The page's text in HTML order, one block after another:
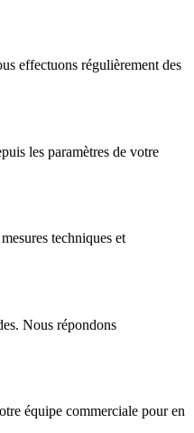
effectuons régulièrement des
les paramètres de votre
techniques et
Nous répondons
équipe commerciale pour en